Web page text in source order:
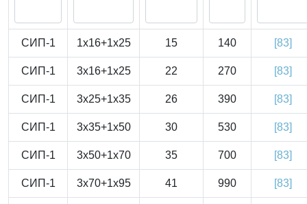
СИП-1 1x16+1x25 15 140 [83]
СИП-1 3x16+1x25 22 270 [83]
СИП-1 3x25+1x35 26 390 [83]
СИП-1 3x35+1x50 30 530 [83]
СИП-1 3x50+1x70 35 700 [83]
СИП-1 3x70+1x95 41 990 [83]